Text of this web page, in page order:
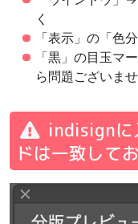
く
「表示」の「色
「黒」の目玉マ
ら問題ございませ
indisignに
ドは一致して